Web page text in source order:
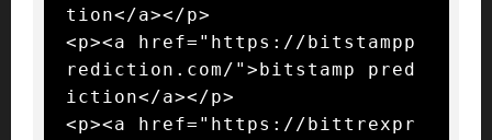
tion</a></p>
<p><a href="https://bitstampp
rediction.com/">bitstamp pred
iction</a></p>
<p><a href="https://bittrexpr